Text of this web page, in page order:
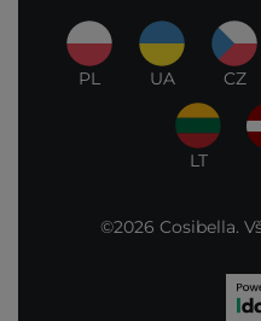
PL UA CZ
LT
©2026 Cosibella.